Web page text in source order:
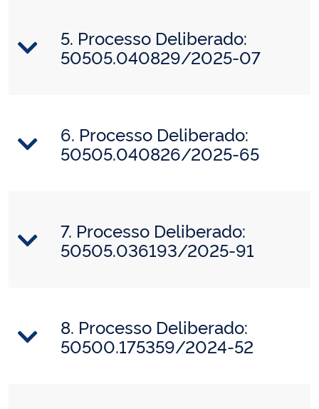
5. Processo Deliberado:
50505.040829/2025-07
6. Processo Deliberado:
50505.040826/2025-65
7. Processo Deliberado:
50505.036193/2025-91
8. Processo Deliberado:
50500.175359/2024-52